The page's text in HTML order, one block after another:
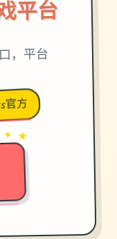
平台
，平台
官方
→
✦ ★